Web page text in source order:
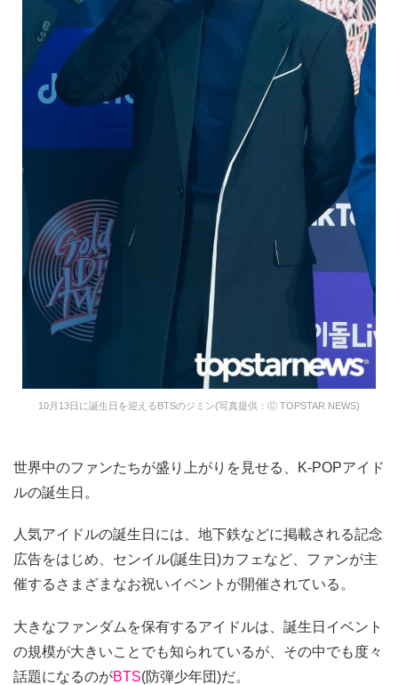
10月13日に誕生日を迎えるBTSのジミン(写真提供：ⓒ TOPSTAR NEWS)
世界中のファンたちが盛り上がりを見せる、K-POPアイド
ルの誕生日。
人気アイドルの誕生日には、地下鉄などに掲載される記念
広告をはじめ、センイル(誕生日)カフェなど、ファンが主
催するさまざまなお祝いイベントが開催されている。
大きなファンダムを保有するアイドルは、誕生日イベント
の規模が大きいことでも知られているが、その中でも度々
話題になるのがBTS(防弾少年団)だ。